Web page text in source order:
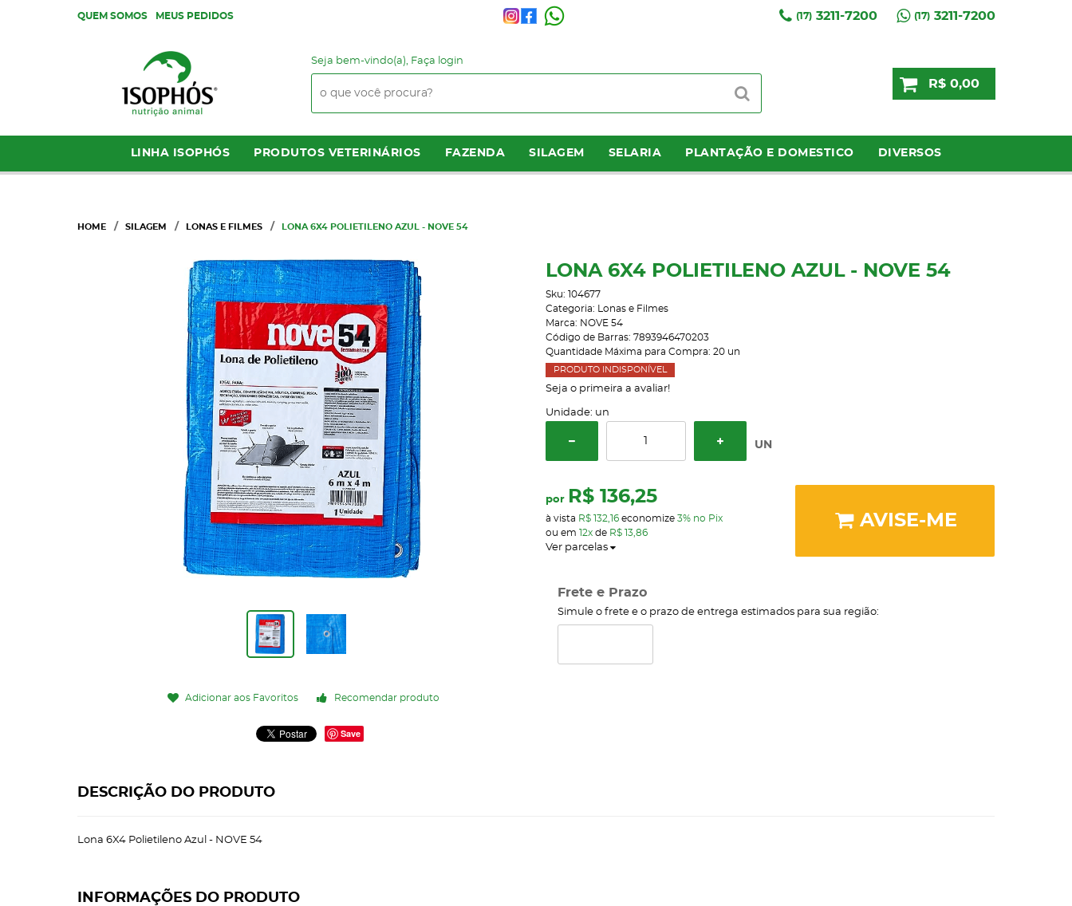
QUEM SOMOS MEUS PEDIDOS (17)3211-7200 (17)3211-7200
Seja bem-vindo(a), Faça login
R$ 0,00
LINHA ISOPHÓS PRODUTOS VETERINÁRIOS FAZENDA SILAGEM SELARIA PLANTAÇÃO E DOMESTICO DIVERSOS
HOME SILAGEM LONAS E FILMES LONA 6X4 POLIETILENO AZUL - NOVE 54
Adicionar aos Favoritos Recomendar produto
Save
LONA 6X4 POLIETILENO AZUL - NOVE 54
Sku: 104677
Categoria:
Lonas e Filmes
Marca: NOVE 54
Código de Barras: 7893946470203
Quantidade Máxima para Compra: 20 un
PRODUTO INDISPONÍVEL
Seja o primeira a avaliar!
Unidade: un
UN
por R$ 136,25
à vista R$ 132,16economize 3% no Pix
ou em 12xde R$ 13,86
Ver parcelas
AVISE-ME
Frete e Prazo
Simule o frete e o prazo de entrega estimados para sua região:
DESCRIÇÃO DO PRODUTO
Lona 6X4 Polietileno Azul - NOVE 54
INFORMAÇÕES DO PRODUTO